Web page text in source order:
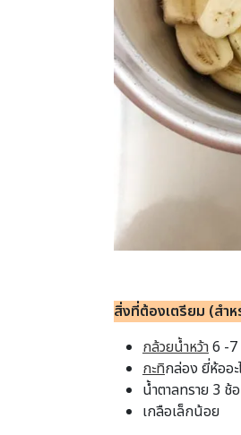
สิ่งที่ต้องเตรียม (สำ
กล้วยน้ำหว้า6 -
กะทิกล่อง ยี่ห้ออ
น้ำตาลทราย 3 ช้
เกลือเล็กน้อย